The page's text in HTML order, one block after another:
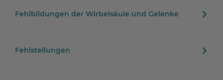
Fehlbildungen der Wirbelsäule und Gelenke
Fehlstellungen